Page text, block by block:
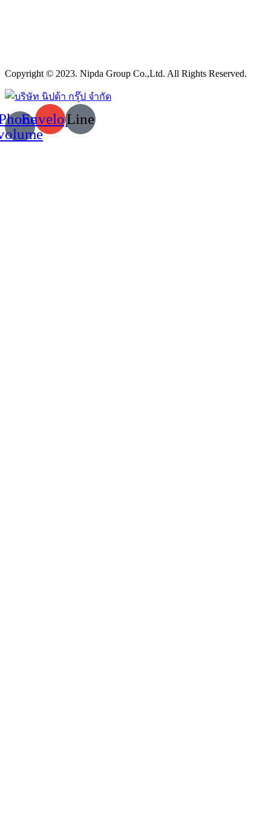
Copyright © 2023. Nipda Group Co.,Ltd. All Rights Reserved.
EnvelopeLine